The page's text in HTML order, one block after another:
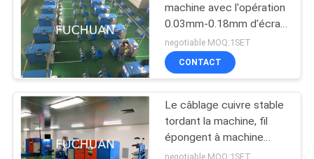
CONTRÔLE
QUALITÉ
CONTACTEZ-
NOUS
machine avec l'opération
0.03mm-0.18mm d'écran
tactile
negotiable MOQ:1SET
CONTACT
Le câblage cuivre stable
tordant la machine, fil
épongent à machine
3000 t/mn
negotiable MOQ:1SET